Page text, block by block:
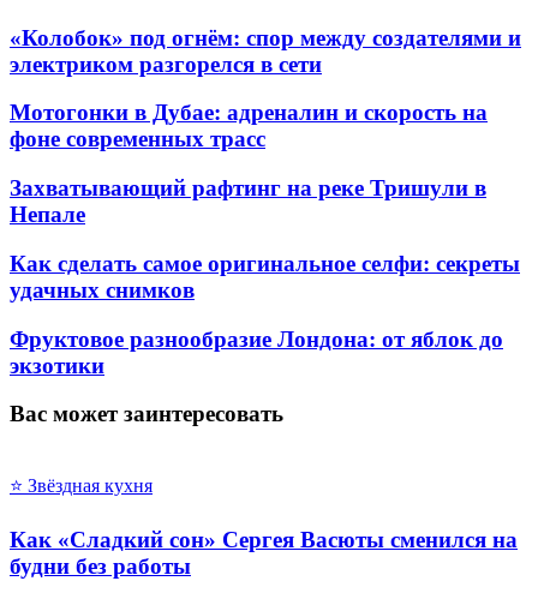
«Колобок» под огнём: спор между создателями и
электриком разгорелся в сети
Мотогонки в Дубае: адреналин и скорость на
фоне современных трасс
Захватывающий рафтинг на реке Тришули в
Непале
Как сделать самое оригинальное селфи: секреты
удачных снимков
Фруктовое разнообразие Лондона: от яблок до
экзотики
Вас может заинтересовать
⭐ Звёздная кухня
Как «Сладкий сон» Сергея Васюты сменился на
будни без работы